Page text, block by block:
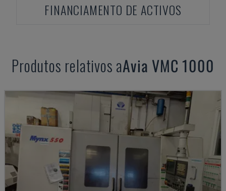
FINANCIAMENTO DE ACTIVOS
Produtos relativos aAvia VMC 1000